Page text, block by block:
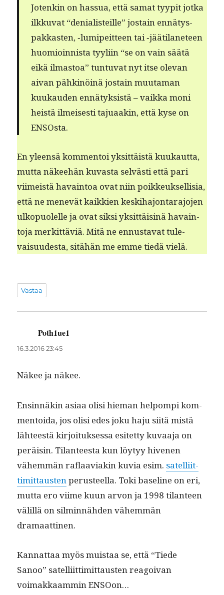
Jotenkin on has­sua, että samat tyyp­it jot­ka
ilkku­vat “denial­is­teille” jostain ennä­tys­
pakkas­ten, ‑lumipeit­teen tai ‑jääti­lan­e­teen
huomioin­nista tyyli­in “se on vain säätä
eikä ilmas­toa” tun­tu­vat nyt itse ole­van
aivan pähk­inöinä jostain muu­ta­man
kuukau­den ennä­tyk­sistä – vaik­ka moni
heistä ilmeis­es­ti tajuaakin, että kyse on
ENSOsta.
En yleen­sä kom­men­toi yksit­täistä kuukaut­ta,
mut­ta näkee­hän kuvas­ta selvästi että pari
viimeistä havain­toa ovat niin poikkeuk­sel­lisia,
että ne menevät kaikkien keski­ha­jon­tara­jo­jen
ulkop­uolelle ja ovat sik­si yksit­täis­inä havain­
to­ja merkit­täviä. Mitä ne ennus­ta­vat tule­
vaisu­ud­es­ta, sitähän me emme tiedä vielä.
Vastaa
Poth1ue1
16.3.2016 23:45
Näkee ja näkee.
Ensin­näkin asi­aa olisi hie­man helpom­pi kom­
men­toi­da, jos olisi edes joku haju siitä mis­tä
läh­teestä kir­joituk­ses­sa esitet­ty kuvaa­ja on
peräisin. Tilanteesta kun löy­tyy hive­nen
vähem­män raflaavi­akin kuvia esim. satel­li­it­
timit­taustenperus­teel­la. Toki base­line on eri,
mut­ta ero viime kuun arvon ja 1998 tilanteen
välil­lä on silmin­näh­den vähem­män
dramaattinen.
Kan­nat­taa myös muis­taa se, että “Tiede
Sanoo” satel­li­it­timit­tausten reagoivan
voimakkaam­min ENSOon…